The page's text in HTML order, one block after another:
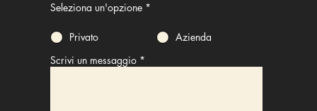
Seleziona un'opzione *
Privato
Azienda
Scrivi un messaggio